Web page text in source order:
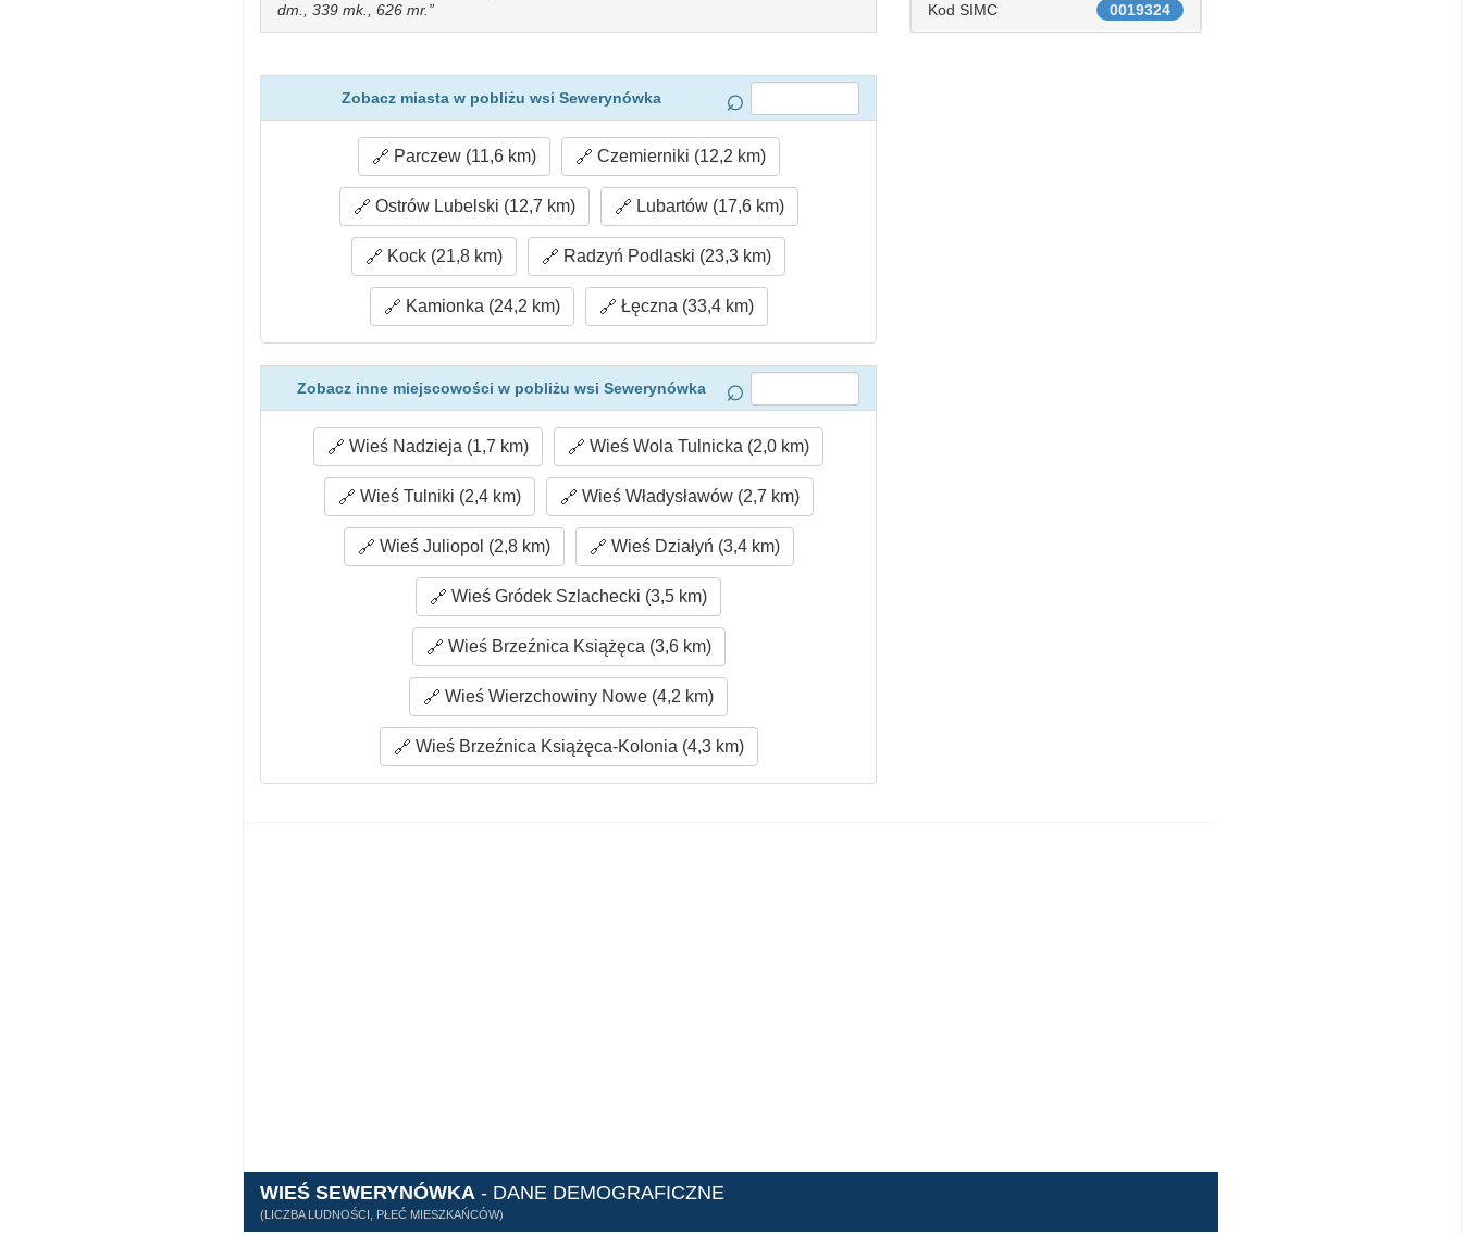
dm., 339 mk., 626 mr.
Zobacz miasta w pobliżu wsi Sewerynówka
Parczew (11,6 km) Czemierniki (12,2 km)
Ostrów Lubelski (12,7 km) Lubartów (17,6 km)
Kock (21,8 km) Radzyń Podlaski (23,3 km)
Kamionka (24,2 km) Łęczna (33,4 km)
Zobacz inne miejscowości w pobliżu wsi Sewerynówka
Wieś Nadzieja (1,7 km) Wieś Wola Tulnicka (2,0 km)
Wieś Tulniki (2,4 km) Wieś Władysławów (2,7 km)
Wieś Juliopol (2,8 km) Wieś Działyń (3,4 km)
Wieś Gródek Szlachecki (3,5 km)
Wieś Brzeźnica Książęca (3,6 km)
Wieś Wierzchowiny Nowe (4,2 km)
Wieś Brzeźnica Książęca-Kolonia (4,3 km)
0019324
Kod SIMC
WIEŚ SEWERYNÓWKA - DANE DEMOGRAFICZNE
(LICZBA LUDNOŚCI, PŁEĆ MIESZKAŃCÓW)